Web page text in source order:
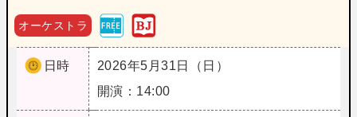
オーケストラ
日時
2026年5月31日（日）
開演：14:00